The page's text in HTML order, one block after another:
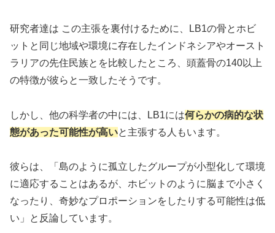
研究者達は この主張を裏付けるために、LB1の骨とホビ
ットと同じ地域や環境に存在したインドネシアやオースト
ラリアの先住民族とを比較したところ、頭蓋骨の140以上
の特徴が彼らと一致したそうです。
しかし、他の科学者の中には、LB1には何らかの病的な状
態があった可能性が高いと主張する人もいます。
彼らは、「島のように孤立したグループが小型化して環境
に適応することはあるが、ホビットのように脳まで小さく
なったり、奇妙なプロポーションをしたりする可能性は低
い」と反論しています。